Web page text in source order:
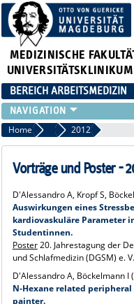
MEDIZINISCHE
BEREICH ARBEITSMEDIZIN
INSTITUT
TEAM
ARBEITSGRUPPEN
LEHRE
FORSCHUNG
PUBLIKATIONEN
AKTUELLES
Home Vorträge und Poster
2012
Vorträge und Poster -
D'Alessandro A, Kropf S,
Auswirkungen eines
kardiovaskuläre Parameter
Studentinnen.
Poster20. Jahrestagung der
und Schlafmedizin (DGSM) e.
D'Alessandro A, Böckelmann I
N-Hexane related
painter.